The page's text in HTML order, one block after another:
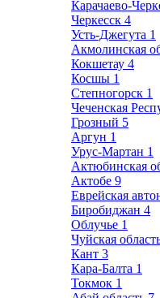
Карачаево-
Черкесск 4
Усть-Джегута 1
Акмолинская
Кокшетау 4
Косшы 1
Степногорск 1
Чеченская
Грозный 5
Аргун 1
Урус-Мартан 1
Актюбинская
Актобе 9
Еврейская
Биробиджан 4
Облучье 1
Чуйская
Кант 3
Кара-Балта 1
Токмок 1